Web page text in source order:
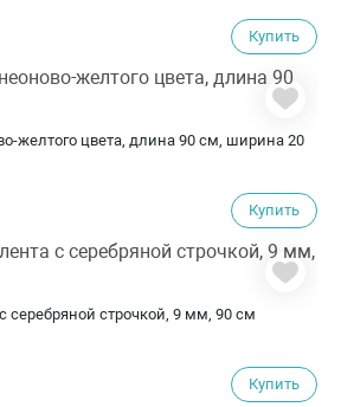
Купить
желтого цвета, длина 90 см, ширина 20
Купить
серебряной строчкой, 9 мм, 90 см
Купить